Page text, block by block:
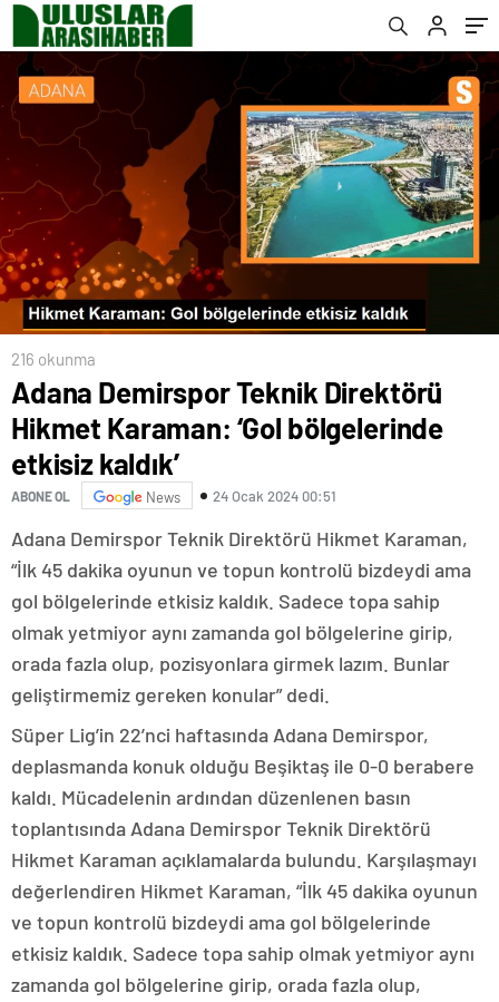
216 okunma
Adana Demirspor Teknik Direktörü
Hikmet Karaman: ‘Gol bölgelerinde
etkisiz kaldık’
ABONE OL News 24 Ocak 2024 00:51
Adana Demirspor Teknik Direktörü Hikmet Karaman,
“İlk 45 dakika oyunun ve topun kontrolü bizdeydi ama
gol bölgelerinde etkisiz kaldık. Sadece topa sahip
olmak yetmiyor aynı zamanda gol bölgelerine girip,
orada fazla olup, pozisyonlara girmek lazım. Bunlar
geliştirmemiz gereken konular” dedi.
Süper Lig’in 22’nci haftasında Adana Demirspor,
deplasmanda konuk olduğu Beşiktaş ile 0-0 berabere
kaldı. Mücadelenin ardından düzenlenen basın
toplantısında Adana Demirspor Teknik Direktörü
Hikmet Karaman açıklamalarda bulundu. Karşılaşmayı
değerlendiren Hikmet Karaman, “İlk 45 dakika oyunun
ve topun kontrolü bizdeydi ama gol bölgelerinde
etkisiz kaldık. Sadece topa sahip olmak yetmiyor aynı
zamanda gol bölgelerine girip, orada fazla olup,